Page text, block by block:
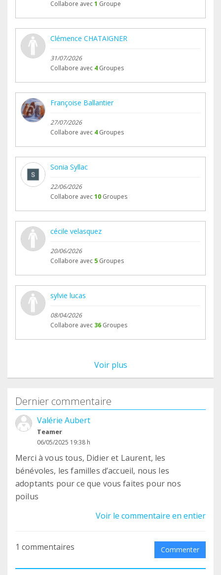
Collabore avec1 Groupe
Clémence CHATAIGNER
31/07/2026
Collabore avec 4 Groupes
Françoise Ballantier
27/07/2026
Collabore avec 4 Groupes
Sonia Syllac
22/06/2026
Collabore avec10 Groupes
cécile velasquez
20/06/2026
Collabore avec 5 Groupes
sylvie lucas
08/04/2026
Collabore avec 36 Groupes
Voir plus
Dernier commentaire
Valérie Aubert
Teamer
06/05/2025 19:38 h
Merci à vous tous, Didier et Laurent, les
bénévoles, les familles d’accueil, nous les
adoptants pour ce que vous faites pour nos
poilus
Voir le commentaire en entier
1 commentaires Commenter